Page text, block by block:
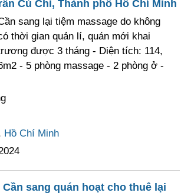
Củ Chi, Thành phố Hồ Chí Minh
sang lại tiệm massage do không
thời gian quản lí, quán mới khai
được 3 tháng - Diện tích: 114,
- 5 phòng massage - 2 phòng ở -
Hồ Chí Minh
sang quán hoạt cho thuê lại